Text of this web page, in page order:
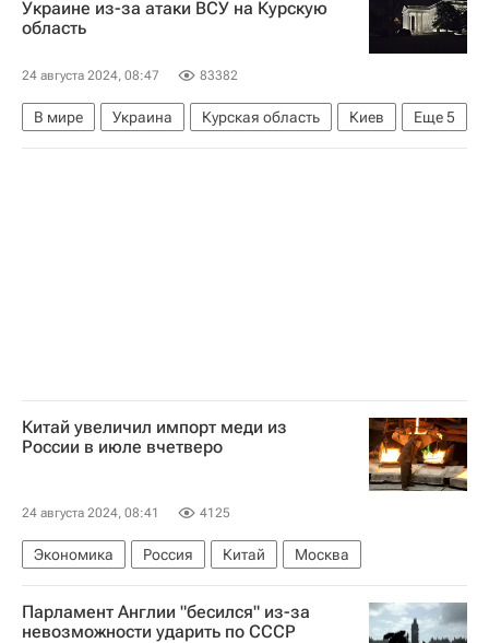
Украине из-за атаки ВСУ на Курскую
область
24 августа 2024, 08:47 83382
Еще5
В мире Украина Курская область
Киев
Валерий Герасимов
Джо Байден
Китай увеличил импорт меди из
России в июле вчетверо
24 августа 2024, 08:41 4125
Экономика Россия Китай Москва
Парламент Англии "бесился" из-за
невозможности ударить по СССР